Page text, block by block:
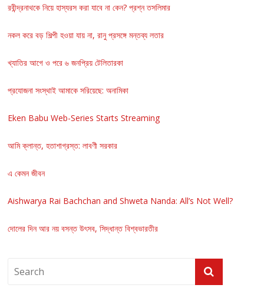
রবীন্দ্রনাথকে নিয়ে হাস্যরস করা যাবে না কেন? প্রশ্ন তসলিমার
নকল করে বড় শিল্পী হওয়া যায় না, রানু প্রসঙ্গে মন্তব্য লতার
খ্যাতির আগে ও পরে ৬ জনপ্রিয় টেলিতারকা
প্রযোজনা সংস্থাই আমাকে সরিয়েছে: অনামিকা
Eken Babu Web-Series Starts Streaming
আমি ক্লান্ত, হতাশাগ্রস্ত: লাবণী সরকার
এ কেমন জীবন
Aishwarya Rai Bachchan and Shweta Nanda: All’s Not Well?
দোলের দিন আর নয় বসন্ত উৎসব, সিদ্ধান্ত বিশ্বভারতীর